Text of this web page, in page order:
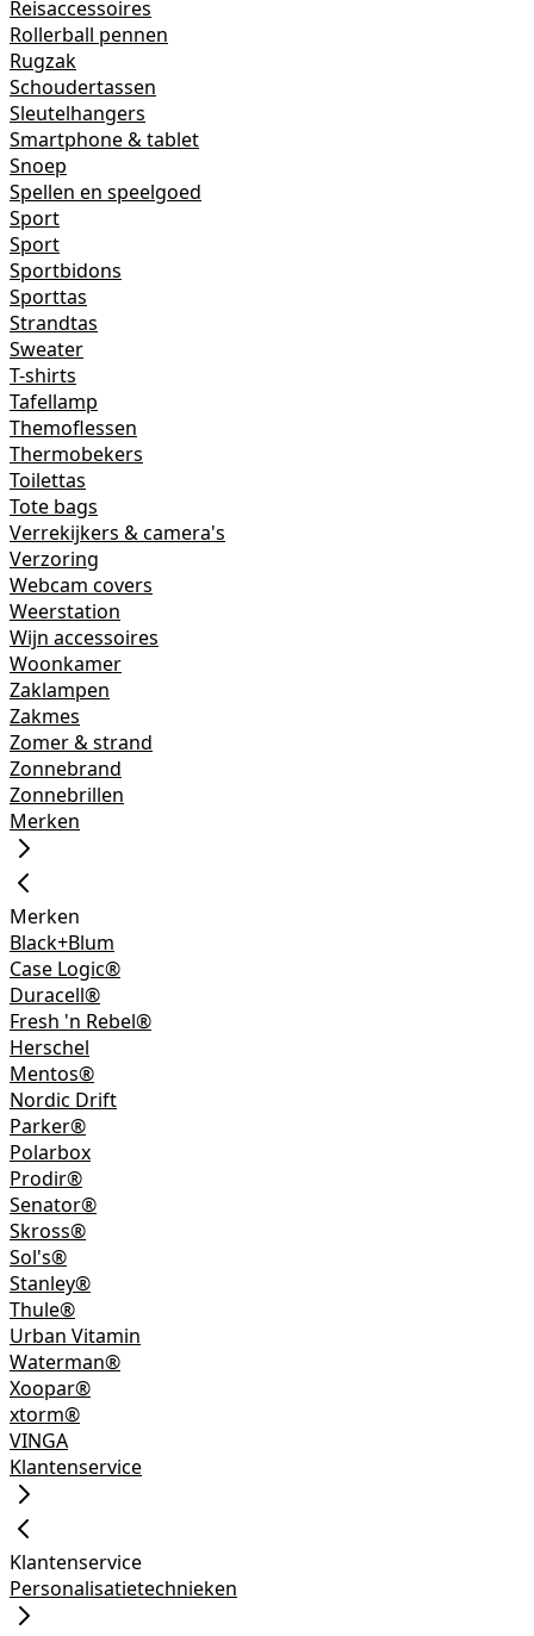
Reisaccessoires
Rollerball pennen
Rugzak
Schoudertassen
Sleutelhangers
Smartphone & tablet
Snoep
Spellen en speelgoed
Sport
Sport
Sportbidons
Sporttas
Strandtas
Sweater
T-shirts
Tafellamp
Themoflessen
Thermobekers
Toilettas
Tote bags
Verrekijkers & camera's
Verzoring
Webcam covers
Weerstation
Wijn accessoires
Woonkamer
Zaklampen
Zakmes
Zomer & strand
Zonnebrand
Zonnebrillen
Merken
Merken
Black+Blum
Case Logic®
Duracell®
Fresh 'n Rebel®
Herschel
Mentos®
Nordic Drift
Parker®
Polarbox
Prodir®
Senator®
Skross®
Sol's®
Stanley®
Thule®
Urban Vitamin
Waterman®
Xoopar®
xtorm®
VINGA
Klantenservice
Klantenservice
Personalisatietechnieken